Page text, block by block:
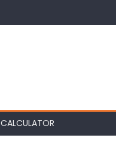
CALCULATOR